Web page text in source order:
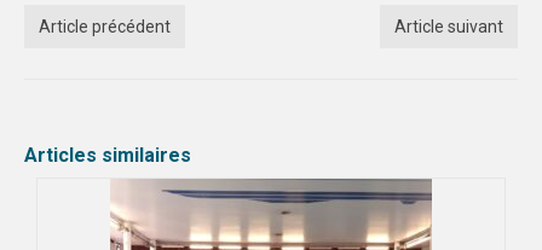
Article précédent Article suivant
Articles similaires